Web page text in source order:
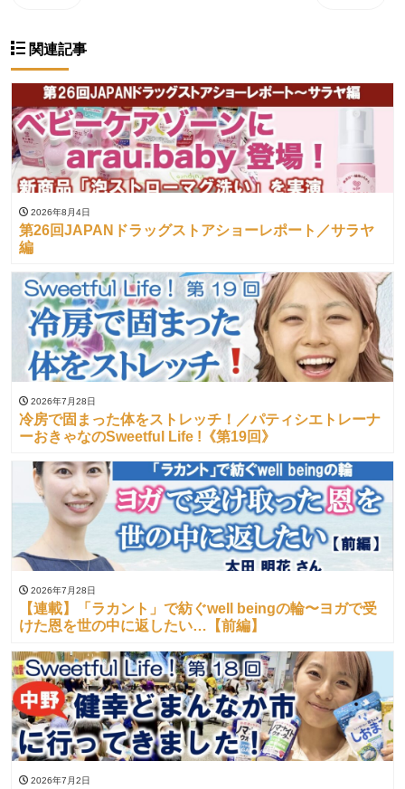
関連記事
2026年8月4日
第26回JAPANドラッグストアショーレポート／サラヤ
編
2026年7月28日
冷房で固まった体をストレッチ！／パティシエトレーナ
ーおきゃなのSweetful Life !《第19回》
2026年7月28日
【連載】「ラカント」で紡ぐwell beingの輪〜ヨガで受
けた恩を世の中に返したい…【前編】
2026年7月2日